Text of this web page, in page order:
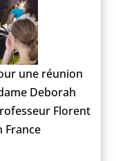
une réunion
Deborah
Florent
France